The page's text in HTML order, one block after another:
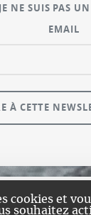
cookies et
souhaitez
JE NE SUIS PAS
EMAIL
©